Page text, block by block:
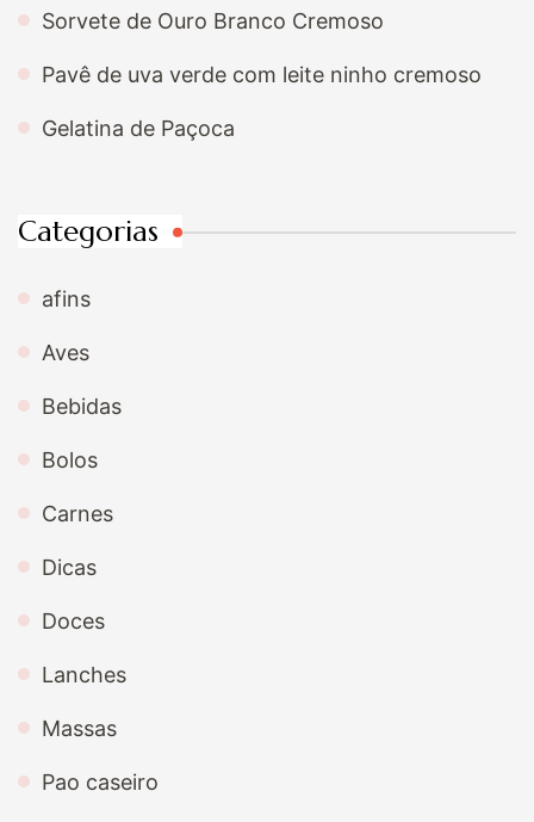
Sorvete de Ouro Branco Cremoso
Pavê de uva verde com leite ninho cremoso
Gelatina de Paçoca
Categorias
afins
Aves
Bebidas
Bolos
Carnes
Dicas
Doces
Lanches
Massas
Pao caseiro